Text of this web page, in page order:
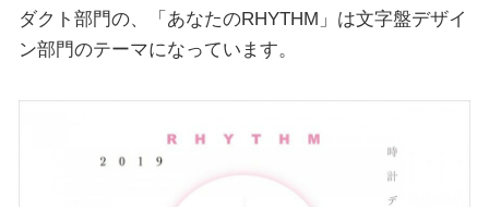
ダクト部門の、「あなたのRHYTHM」は文字盤デザイ
ン部門のテーマになっています。